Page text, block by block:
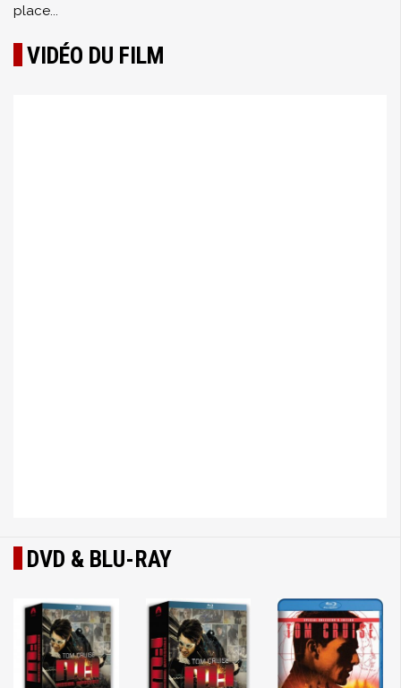
place...
VIDÉO DU FILM
DVD & BLU-RAY